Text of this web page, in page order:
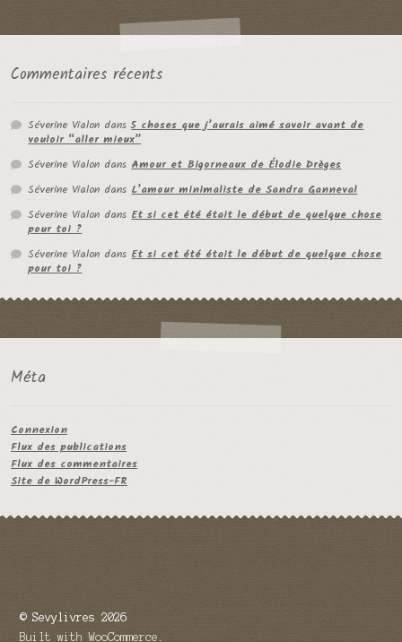
Commentaires récents
Séverine Vialon dans5 choses que j’aurais aimé savoir avant de
vouloir “aller mieux”
Séverine Vialon dansAmour et Bigorneaux de Élodie Drèges
Séverine Vialon dansL’amour minimaliste de Sandra Ganneval
Séverine Vialon dansEt si cet été était le début de quelque chose
pour toi ?
Séverine Vialon dansEt si cet été était le début de quelque chose
pour toi ?
Méta
Connexion
Flux des publications
Flux des commentaires
Site de WordPress-FR
© Sevylivres 2026
Built with WooCommerce